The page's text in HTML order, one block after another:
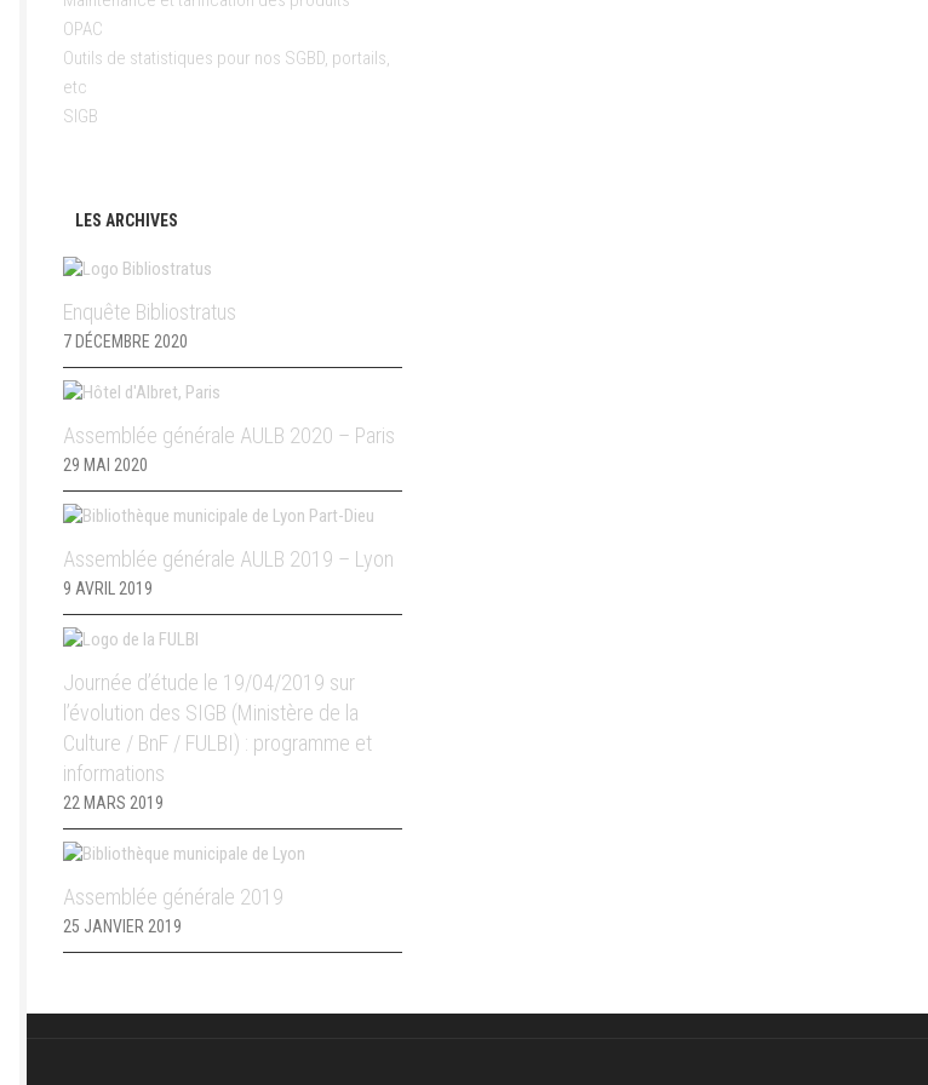
OPAC
Outils de statistiques pour nos SGBD, portails,
etc
SIGB
LES ARCHIVES
Enquête Bibliostratus
7 DÉCEMBRE 2020
Assemblée générale AULB 2020 – Paris
29 MAI 2020
Assemblée générale AULB 2019 – Lyon
9 AVRIL 2019
Journée d’étude le 19/04/2019 sur
l’évolution des SIGB (Ministère de la
Culture / BnF / FULBI) : programme et
informations
22 MARS 2019
Assemblée générale 2019
25 JANVIER 2019